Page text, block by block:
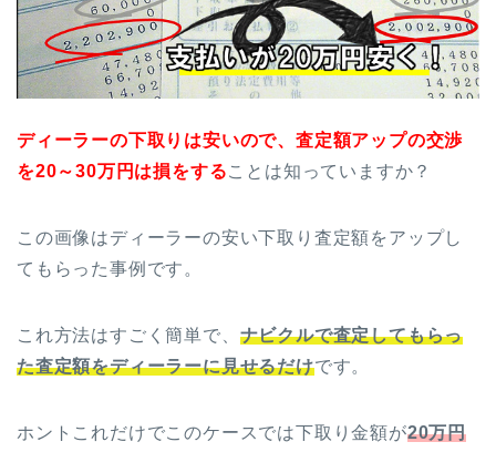
ディーラーの下取りは安いので、査定額アップの交渉
を20～30万円は損をすることは知っていますか？
この画像はディーラーの安い下取り査定額をアップし
てもらった事例です。
これ方法はすごく簡単で、 ナビクルで査定してもらっ
た査定額をディーラーに見せるだけです。
ホントこれだけでこのケースでは下取り金額が20万円